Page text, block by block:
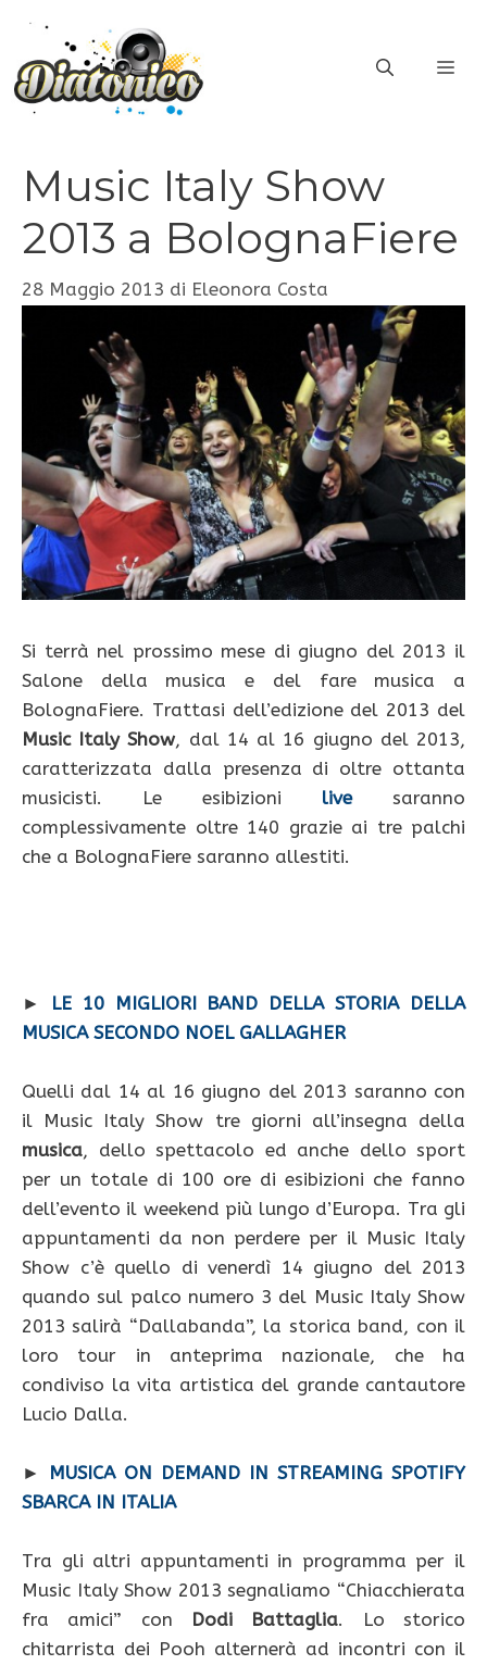
contenuto
Music Italy Show
2013 a BolognaFiere
28 Maggio 2013 di Eleonora Costa
Si terrà nel prossimo mese di giugno del 2013 il
Salone della musica e del fare musica a
BolognaFiere. Trattasi dell’edizione del 2013 del
Music Italy Show, dal 14 al 16 giugno del 2013,
caratterizzata dalla presenza di oltre ottanta
musicisti. Le esibizioni livesaranno
complessivamente oltre 140 grazie ai tre palchi
che a BolognaFiere saranno allestiti.
►
LE 10 MIGLIORI BAND DELLA STORIA DELLA
MUSICA SECONDO NOEL GALLAGHER
Quelli dal 14 al 16 giugno del 2013 saranno con
il Music Italy Show tre giorni all’insegna della
musica, dello spettacolo ed anche dello sport
per un totale di 100 ore di esibizioni che fanno
dell’evento il weekend più lungo d’Europa. Tra gli
appuntamenti da non perdere per il Music Italy
Show c’è quello di venerdì 14 giugno del 2013
quando sul palco numero 3 del Music Italy Show
2013 salirà “Dallabanda”, la storica band, con il
loro tour in anteprima nazionale, che ha
condiviso la vita artistica del grande cantautore
Lucio Dalla.
► MUSICA ON DEMAND IN STREAMING SPOTIFY
SBARCA IN ITALIA
Tra gli altri appuntamenti in programma per il
Music Italy Show 2013 segnaliamo “Chiacchierata
fra amici” con Dodi Battaglia. Lo storico
chitarrista dei Pooh alternerà ad incontri con il